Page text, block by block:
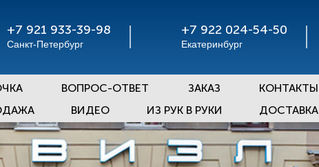
+7 921 933-39-98
Санкт-Петербург
+7 922 024-54-50
Екатеринбург
ВОПРОС-ОТВЕТ ЗАКАЗ
КОНТАКТЫ
ВИДЕО ИЗ РУК В РУКИ ДОСТАВКА